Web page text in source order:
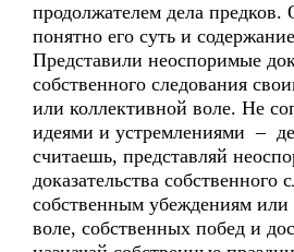
продолжателем дела предков.
понятно его суть и
Представили неоспоримые
собственного следования
или коллективной воле. Не
идеями и устремлениями –
считаешь, представляй
доказательства собственного
собственным убеждениям или
воле, собственных побед и